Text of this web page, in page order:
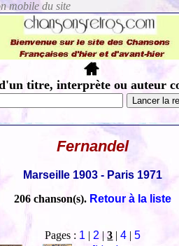
titre, interprète ou auteur
Fernandel
Marseille 1903 - Paris 1971
206 chanson(s). Retour à la liste
Pages : 1 | 2 |3 |4 |5